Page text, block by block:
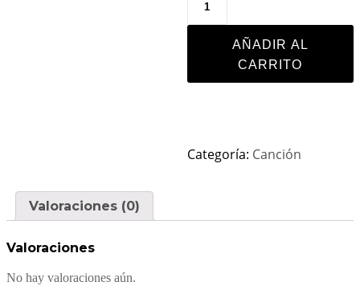
AÑADIR AL
CARRITO
Categoría: Canción
Valoraciones (0)
Valoraciones
No hay valoraciones aún.